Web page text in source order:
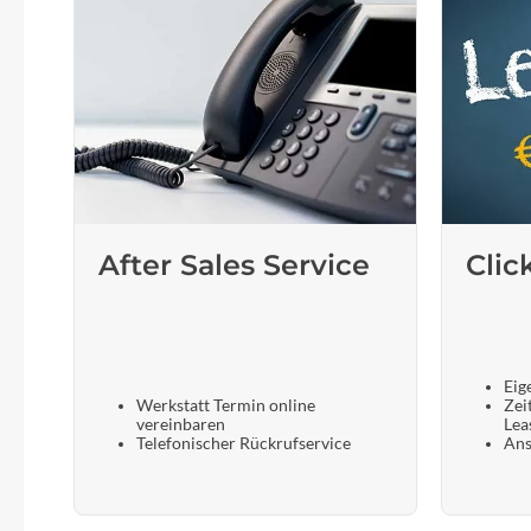
After Sales Service
Werkstatt Termin online
vereinbaren
Telefonischer Rückrufservice